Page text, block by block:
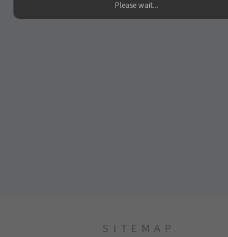
SITEMAP
Please wait...